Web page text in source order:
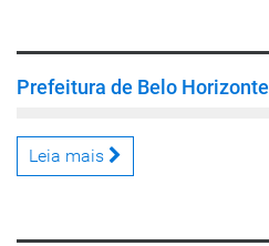
Prefeitura de Belo Horizonte
Leia mais